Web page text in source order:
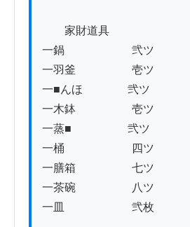
家財道具
一鍋　　　　　　弐ツ
一羽釜　　　　　壱ツ
一■んほ　　　　弐ツ
一木鉢　　　　　壱ツ
一蒸■　　　　　弐ツ
一桶　　　　　　四ツ
一膳箱　　　　　七ツ
一茶碗　　　　　八ツ
一皿　　　　　　弐枚